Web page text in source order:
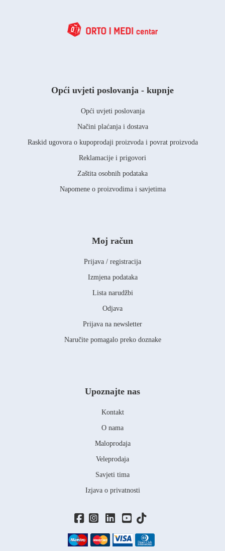
Opći uvjeti poslovanja - kupnje
Opći uvjeti poslovanja
Načini plaćanja i dostava
Raskid ugovora o kupoprodaji proizvoda i povrat proizvoda
Reklamacije i prigovori
Zaštita osobnih podataka
Napomene o proizvodima i savjetima
Moj račun
Prijava / registracija
Izmjena podataka
Lista narudžbi
Odjava
Prijava na newsletter
Naručite pomagalo preko doznake
Upoznajte nas
Kontakt
O nama
Maloprodaja
Veleprodaja
Savjeti tima
Izjava o privatnosti